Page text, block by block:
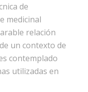
de
medicinal
relación
un contexto de
contemplado
utilizadas en